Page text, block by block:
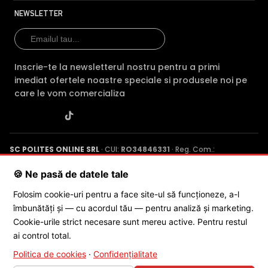
atat pe un inregistrator de tip DVR, NVR, sau chiar PC, insa
HDBW5442R-ASE-0280B permite instalarea unui
asemenea card (neinclus).
INTRARE AUDIO
Camera are o intrare audio, la care puteti conecta un
Intrarea de alarma cu care este dotata camera, poate fi
folosita pentru conectarea unui releu extern (detector
prezenta, contact magnetic, etc), ce poate actiona
mutarea camerei in anumite preseturi, activarea
inregistrarii, activarea unei iesiri de alarma sau multe
altele.
NEWSLETTER
Inscrie-te la newsletterul nostru pentru a primi
imediat ofertele noastre speciale si produsele noi pe
care le vom comercializa
SC POLITES ONLINE SRL · CUI: RO34846331 · Reg. Com.:
Poenaru, Nr. 1, Craiova, Jud. Dolj ·
© 2026 SC POLITES ONLINE SRL
🍪 Ne pasă de datele tale
Folosim cookie-uri pentru a face site-ul să funcționeze, a-l
îmbunătăți și — cu acordul tău — pentru analiză și marketing.
Cookie-urile strict necesare sunt mereu active. Pentru restul
ai control total.
Politica de cookies · Confidențialitate